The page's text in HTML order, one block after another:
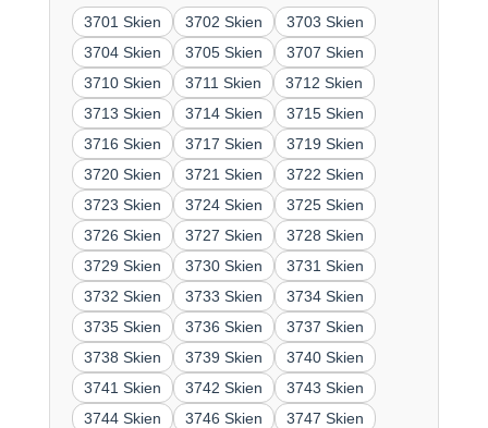
3701 Skien 3702 Skien
3703 Skien
3704 Skien
3705 Skien
3707 Skien
3710 Skien
3711 Skien
3712 Skien
3713 Skien
3714 Skien
3715 Skien
3716 Skien
3717 Skien
3719 Skien
3720 Skien
3721 Skien
3722 Skien
3723 Skien
3724 Skien
3725 Skien
3726 Skien
3727 Skien
3728 Skien
3729 Skien
3730 Skien
3731 Skien
3732 Skien
3733 Skien
3734 Skien
3735 Skien
3736 Skien
3737 Skien
3738 Skien
3739 Skien
3740 Skien
3741 Skien
3742 Skien
3743 Skien
3744 Skien
3746 Skien
3747 Skien